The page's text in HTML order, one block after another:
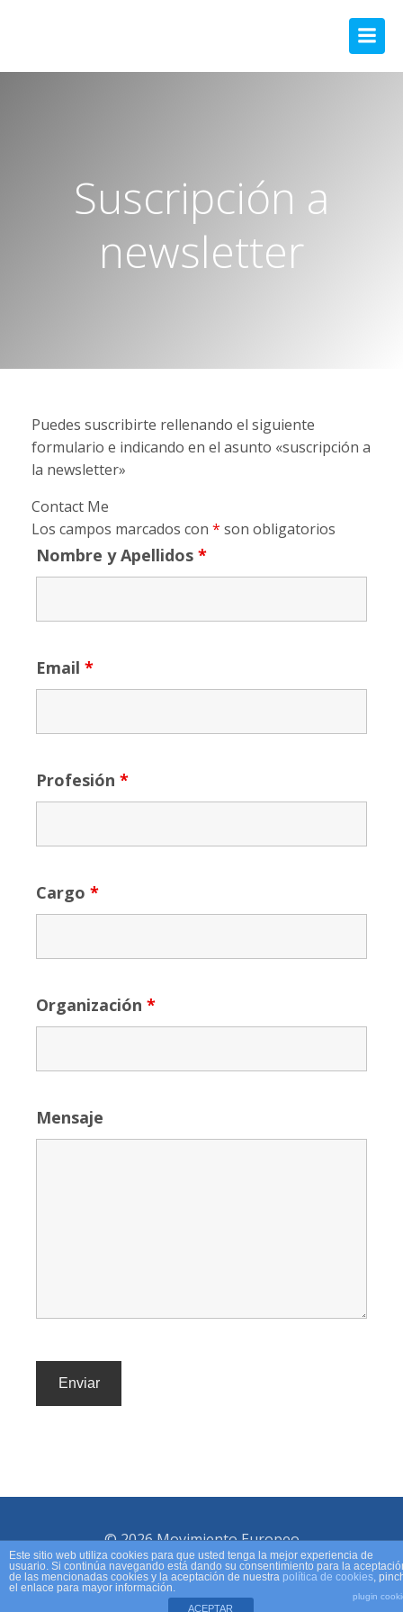
Suscripción a
newsletter
Puedes suscribirte rellenando el siguiente
formulario e indicando en el asunto «suscripción a
la newsletter»
Contact Me
Los campos marcados con * son obligatorios
Nombre y Apellidos *
Email *
Profesión *
Cargo *
Organización *
Mensaje
© 2026 Movimiento Europeo
Este sitio web utiliza cookies para que usted tenga la mejor experiencia de
usuario. Si continúa navegando está dando su consentimiento para la
de las mencionadas cookies y la aceptación de nuestra política de cookies,
el enlace para mayor información.
plugin
ACEPTAR